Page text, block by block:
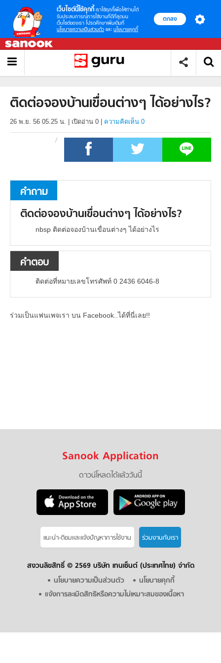
เว็บไซต์นี้ใช้คุกกี้ เราใช้คุกกี้เพื่อให้ท่านได้
รับประสบการณ์การใช้งานที่ดีที่สุดบน
เว็บไซต์ของเรา โปรดศึกษาเพิ่มเติมที่
นโยบายความเป็นส่วนตัว และ นโยบายคุกกี้
ตกลง
ติดต่อจองบ้านเขื่อนต่างๆ ได้อย่างไร?
26 พ.ย. 56 05.25 น. เปิดอ่าน 0 ความคิดเห็น 0
คำถาม
ติดต่อจองบ้านเขื่อนต่างๆ ได้อย่างไร?
nbsp ติดต่อจองบ้านเขื่อนต่างๆ ได้อย่างไร
คำตอบ
ติดต่อที่หมายเลขโทรศัพท์ 0 2436 6046-8
ร่วมเป็นแฟนเพจเรา บน Facebook..ได้ที่นี่เลย!!
Sanook Application
ดาวน์โหลดได้แล้ววันนี้
แนะนำ-ติชมเเละแจ้งปัญหาการใช้งาน ร่วมงานกับเรา
สงวนลิขสิทธิ์ © 2569 บริษัท เทนเซ็นต์ (ประเทศไทย) จำกัด
นโยบายความเป็นส่วนตัว
นโยบายคุกกี้
แจ้งการละเมิดสิทธิหรือความไม่เหมาะสมของเนื้อหา